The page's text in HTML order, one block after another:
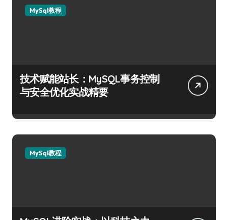
MySql教程
技术赋能站长：MySQL事务控制
与安全优化实战精要
MySql教程